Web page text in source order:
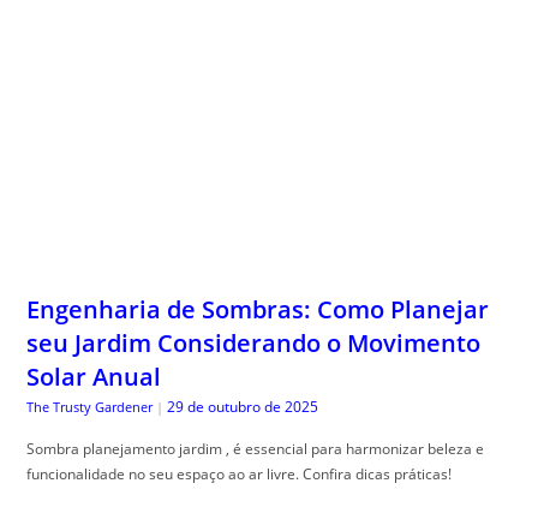
Engenharia de Sombras: Como Planejar
seu Jardim Considerando o Movimento
Solar Anual
The Trusty Gardener | 29 de outubro de 2025
Sombra planejamento jardim , é essencial para harmonizar beleza e
funcionalidade no seu espaço ao ar livre. Confira dicas práticas!